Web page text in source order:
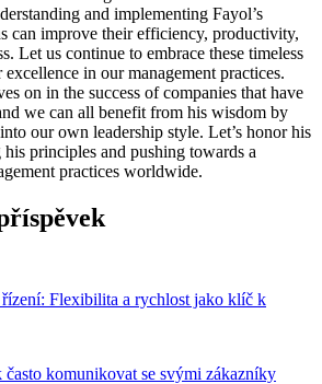
and implementing Fayol’s
can improve their efficiency, productivity,
Let us continue to embrace these timeless
in our management practices.
on in the success of companies that have
we can all benefit from his wisdom by
our own leadership style. Let’s honor his
principles and pushing towards a
practices worldwide.
Flexibilita a rychlost jako klíč k
často komunikovat se svými zákazníky